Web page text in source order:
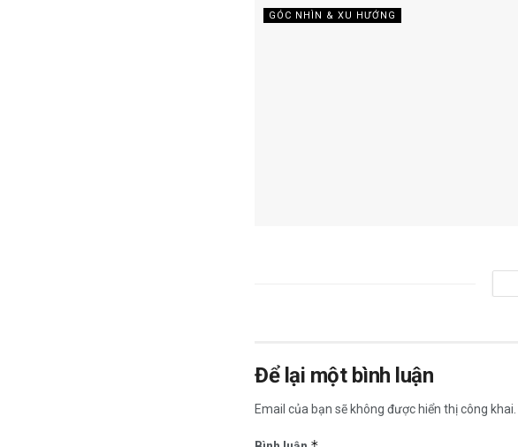
GÓC NHÌN & XU HƯỚNG
Để lại một bình luận
Email của bạn sẽ không được hiển thị công khai.